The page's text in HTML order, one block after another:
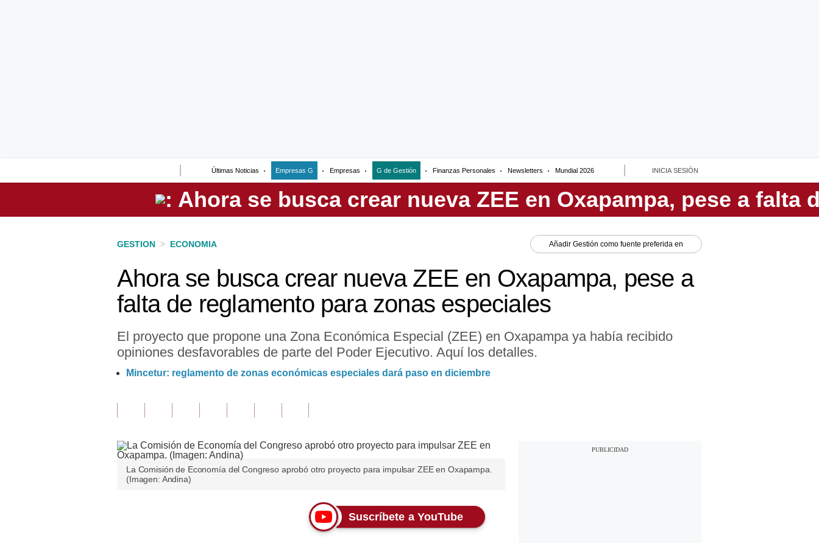
Últimas Noticias Empresas G Empresas G de Gestión Finanzas Personales Newsletters Mundial 2026 INICIA SESIÓN
Perú
GESTION > ECONOMIA Añadir Gestión como fuente preferida en
Ahora se busca crear nueva ZEE en Oxapampa, pese a
falta de reglamento para zonas especiales
El proyecto que propone una Zona Económica Especial (ZEE) en Oxapampa ya había recibido
opiniones desfavorables de parte del Poder Ejecutivo. Aquí los detalles.
Mincetur: reglamento de zonas económicas especiales dará paso en diciembre
La Comisión de Economía del Congreso aprobó otro proyecto para impulsar ZEE en Oxapampa.
(Imagen: Andina)
Suscríbete a YouTube